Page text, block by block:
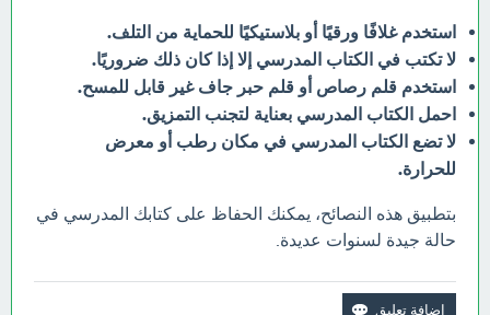
استخدم غلافًا ورقيًا أو بلاستيكيًا للحماية من التلف.
لا تكتب في الكتاب المدرسي إلا إذا كان ذلك ضروريًا.
استخدم قلم رصاص أو قلم حبر جاف غير قابل للمسح.
احمل الكتاب المدرسي بعناية لتجنب التمزيق.
لا تضع الكتاب المدرسي في مكان رطب أو معرض
للحرارة.
بتطبيق هذه النصائح، يمكنك الحفاظ على كتابك المدرسي في
حالة جيدة لسنوات عديدة.